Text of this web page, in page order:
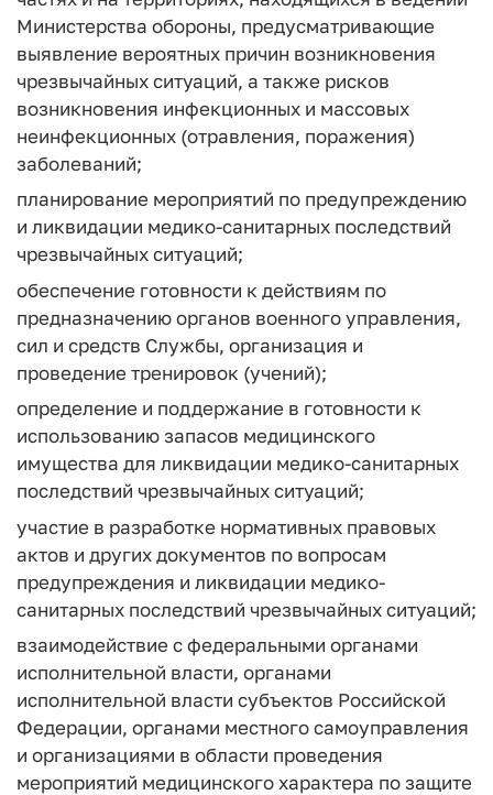
Министерства обороны, предусматривающие
выявление вероятных причин возникновения
чрезвычайных ситуаций, а также рисков
возникновения инфекционных и массовых
неинфекционных (отравления, поражения)
заболеваний;
планирование мероприятий по предупреждению
и ликвидации медико-санитарных последствий
чрезвычайных ситуаций;
обеспечение готовности к действиям по
предназначению органов военного управления,
сил и средств Службы, организация и
проведение тренировок (учений);
определение и поддержание в готовности к
использованию запасов медицинского
имущества для ликвидации медико-санитарных
последствий чрезвычайных ситуаций;
участие в разработке нормативных правовых
актов и других документов по вопросам
предупреждения и ликвидации медико-
санитарных последствий чрезвычайных ситуаций;
взаимодействие с федеральными органами
исполнительной власти, органами
исполнительной власти субъектов Российской
Федерации, органами местного самоуправления
и организациями в области проведения
мероприятий медицинского характера по защите